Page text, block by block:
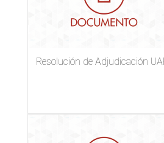
Resolución de Adjudicación